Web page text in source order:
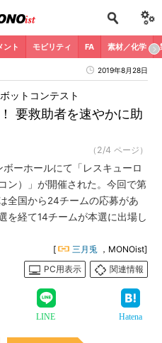
ント モビリティ FA 素材／化学
2019年8月28日
要救助者を速やかに助
ットコンテスト
（2/4 ページ）
ボーホールにて「レスキューロ
ン）」が開催された。今回で第
全国から24チームの応募があ
を経て14チームが本選に出場し
[ 三月兎 ，MONOist]
PC用表示
関連情報
LINE Hatena